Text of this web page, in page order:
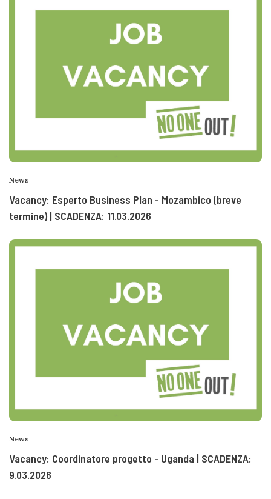
News
Vacancy: Esperto Business Plan - Mozambico (breve
termine) | SCADENZA: 11.03.2026
News
Vacancy: Coordinatore progetto - Uganda | SCADENZA:
9.03.2026